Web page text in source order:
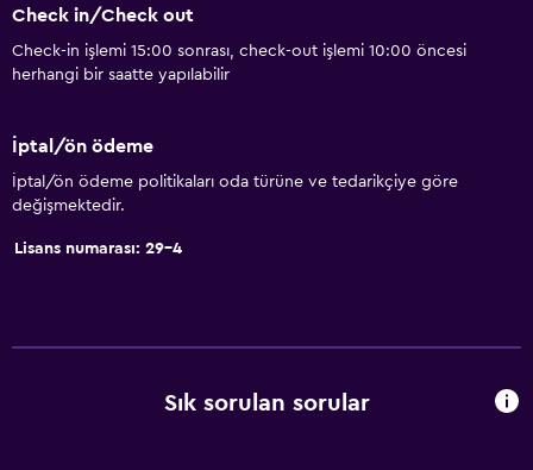
Check in/Check out
Check-in işlemi 15:00 sonrası, check-out işlemi 10:00 öncesi
herhangi bir saatte yapılabilir
İptal/ön ödeme
İptal/ön ödeme politikaları oda türüne ve tedarikçiye göre
değişmektedir.
Lisans numarası: 29-4
Sık sorulan sorular